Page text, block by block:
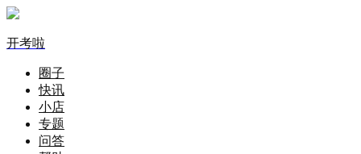
开考啦
圈子
快讯
小店
专题
问答